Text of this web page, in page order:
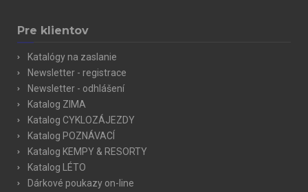
Pre klientov
Katalógy na zaslanie
Newsletter - registrace
Newsletter - odhlášení
Katalog ZIMA
Katalog CYKLOZÁJEZDY
Katalog POZNÁVACÍ
Katalog KEMPY & RESORTY
Katalog LÉTO
Dárkové poukazy on-line